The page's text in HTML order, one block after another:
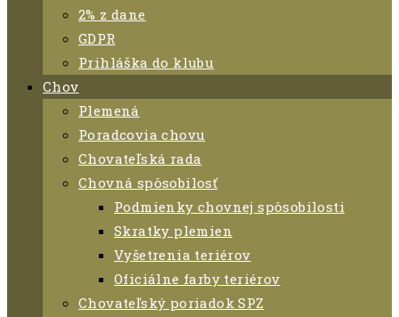
2% z dane
GDPR
Prihláška do klubu
Chov
Plemená
Poradcovia chovu
Chovateľská rada
Chovná spôsobilosť
Podmienky chovnej spôsobilosti
Skratky plemien
Vyšetrenia teriérov
Oficiálne farby teriérov
Chovateľský poriadok SPZ